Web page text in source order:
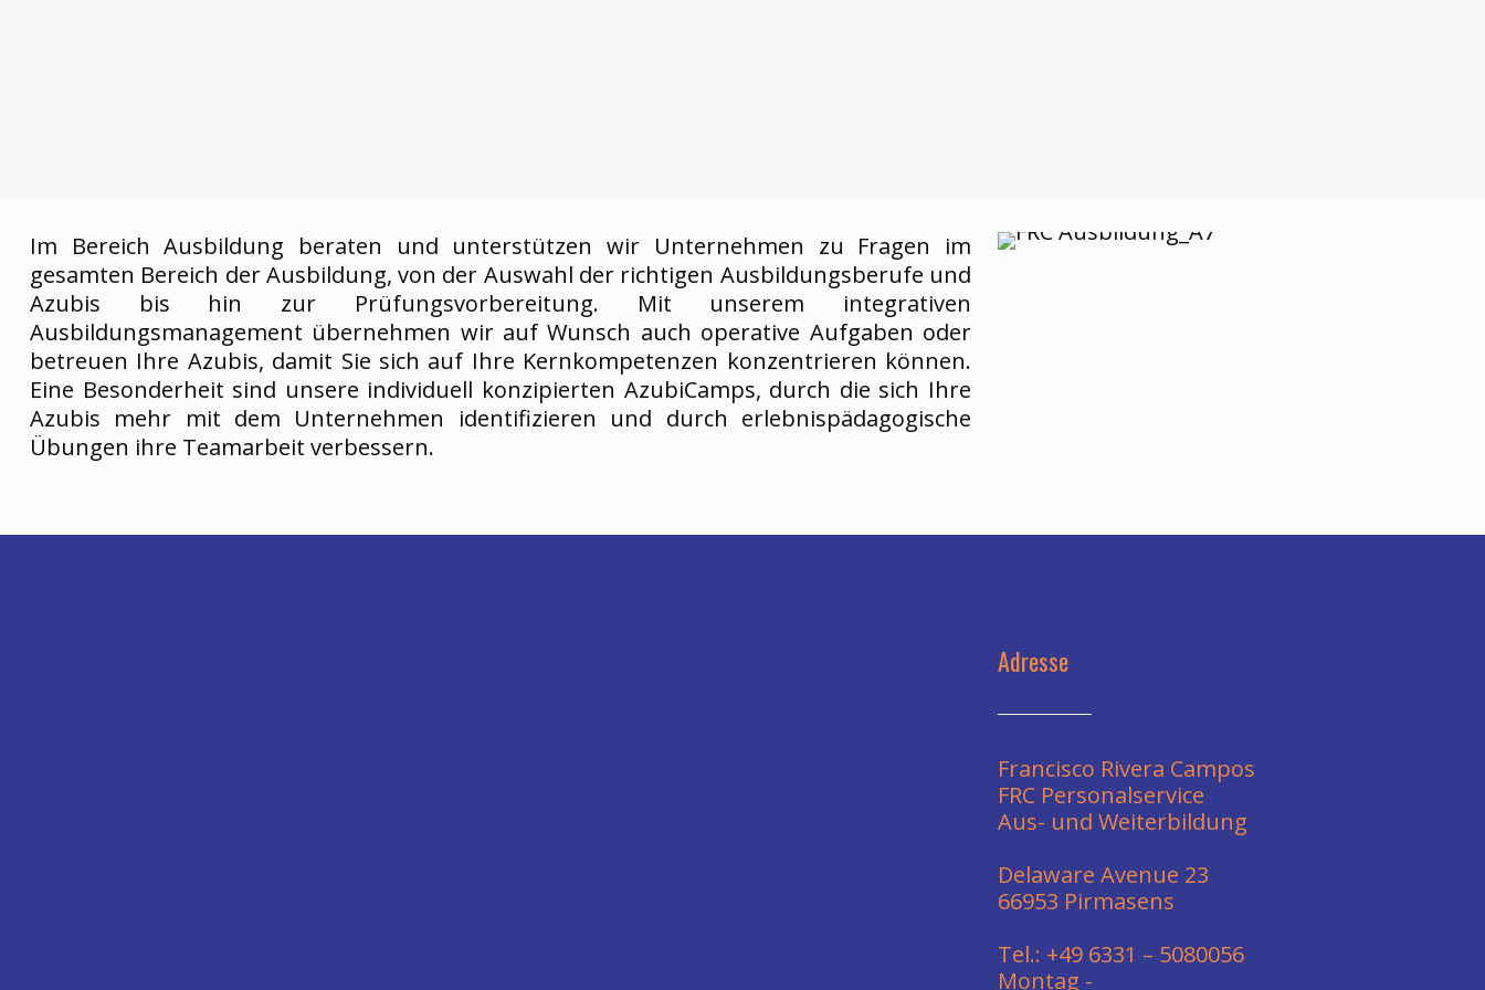
Im Bereich Ausbildung beraten und unterstützen wir Unternehmen zu Fragen im
gesamten Bereich der Ausbildung, von der Auswahl der richtigen Ausbildungsberufe und
Azubis bis hin zur Prüfungsvorbereitung. Mit unserem integrativen
Ausbildungsmanagement übernehmen wir auf Wunsch auch operative Aufgaben oder
betreuen Ihre Azubis, damit Sie sich auf Ihre Kernkompetenzen konzentrieren können.
Eine Besonderheit sind unsere individuell konzipierten AzubiCamps, durch die sich Ihre
Azubis mehr mit dem Unternehmen identifizieren und durch erlebnispädagogische
Übungen ihre Teamarbeit verbessern.
Adresse
Francisco Rivera Campos
FRC Personalservice
Aus- und Weiterbildung
Delaware Avenue 23
66953 Pirmasens
Tel.: +49 6331 – 5080056
Montag -